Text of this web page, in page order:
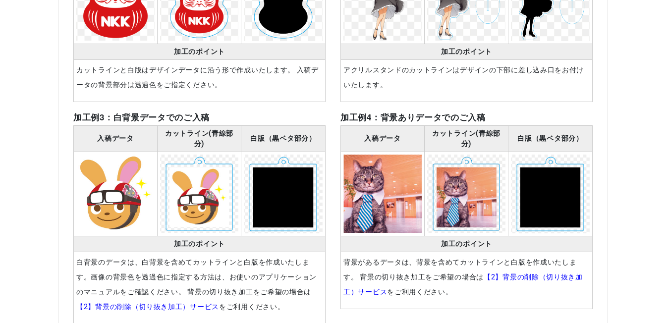
加工のポイント
カットラインと白版はデザインデータに沿う形で作成いたします。 入稿デ
ータの背景部分は透過色をご指定ください。
加工のポイント
アクリルスタンドのカットラインはデザインの下部に差し込み口をお付け
いたします。
加工例3：白背景データでのご入稿
入稿データ
カットライン(青線部
分)
白版（黒ベタ部分）
加工のポイント
白背景のデータは、白背景を含めてカットラインと白版を作成いたしま
す。画像の背景色を透過色に指定する方法は、お使いのアプリケーション
のマニュアルをご確認ください。 背景の切り抜き加工をご希望の場合は
【2】背景の削除（切り抜き加工）サービス をご利用ください。
加工例4：背景ありデータでのご入稿
入稿データ
カットライン(青線部
分)
白版（黒ベタ部分）
加工のポイント
背景があるデータは、背景を含めてカットラインと白版を作成いたしま
す。 背景の切り抜き加工をご希望の場合は
【2】背景の削除（切り抜き加
工）サービスをご利用ください。